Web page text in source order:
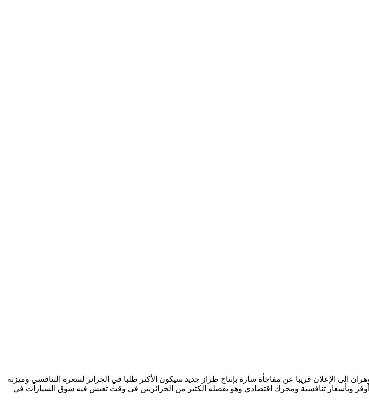
الى الإعلان قريبا عن مفاجأة سارة بإنتاج طراز جديد سيكون الأكثر طلبا في الجزائر لسعره التنافسي وميزته
وبأسعار تنافسية ومحرك اقتصادي وهو يفضله الكثير من الجزائريين في وقت تعيش فيه سوق السيارات في